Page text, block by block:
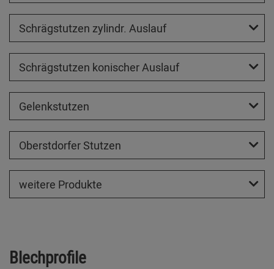
Schrägstutzen zylindr. Auslauf
Schrägstutzen konischer Auslauf
Gelenkstutzen
Oberstdorfer Stutzen
weitere Produkte
Blechprofile